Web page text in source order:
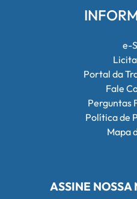
e-
Portal da
Fale
Perguntas
Política de
Mapa
ASSINE NOSSA